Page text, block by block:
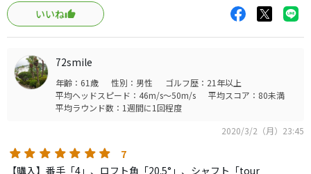
セットに合致するので即決購入した。
製品の質としては悪くないというかちゃんとコストをかけ
た造形と精度だと思う。どうやら910は日本製とのことで納
得した。この後からTitleistも中国製になっていったから、
それらより何となく重厚感を感じて満足度は上がる。
可変ソケット部が後継の913よりも太く違和感があるとの報
かつオーソドックスなTitleistのクラブという第一印象。慣
れていれば違和感は全然ない。
打感は「パシュッ」と抑えた金属音を伴って柔らかく弾き
いいね
72smile
年齢：61歳 性別：男性
ゴルフ歴：21年以上
平均ヘッドスピード：46m/s～50m/s
平均スコア：80未満
平均ラウンド数：1週間に1回程度
2020/3/2（月）23:45
7
【購入】番手「4」、ロフト角「20.5°」、シャフト「tour